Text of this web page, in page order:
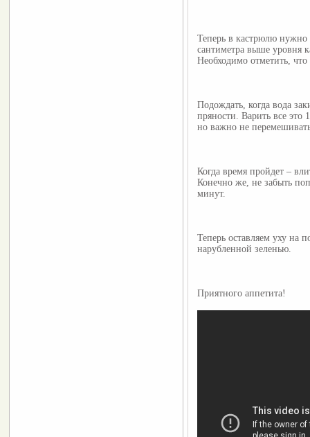
Теперь в кастрюлю
сантиметра выше уровня
Необходимо отметить,
Подождать, когда вода
пряности. Варить все это
но важно не
Когда время пройдет –
Конечно же, не забыть
минут.
Теперь оставляем уху на
нарубленной зеленью.
Приятного аппетита!